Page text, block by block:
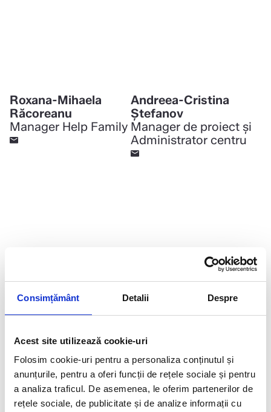
Consimțământ Detalii Despre
Acest site utilizează cookie-uri
Folosim cookie-uri pentru a personaliza conținutul și
anunțurile, pentru a oferi funcții de rețele sociale și pentru
a analiza traficul. De asemenea, le oferim partenerilor de
rețele sociale, de publicitate și de analize informații cu
Roxana-Mihaela
Răcoreanu
Manager Help Family
Andreea-Cristina
Ştefanov
Manager de proiect și
Administrator centru
Caius Bololoi
Cristina Duță-Pinrat